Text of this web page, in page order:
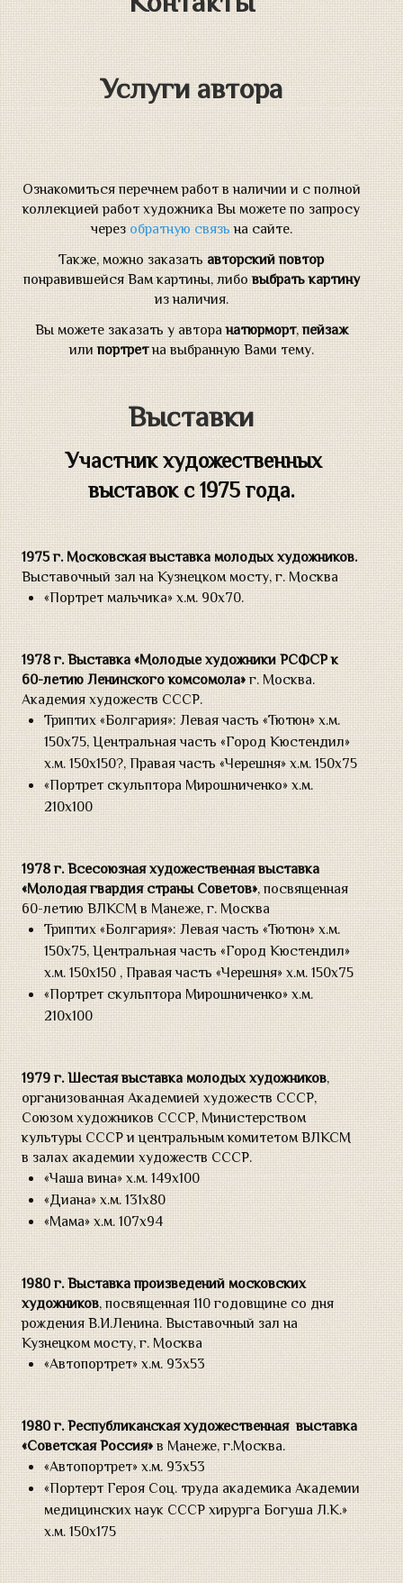
Услуги автора
Ознакомиться перечнем работ в наличии и с полной
коллекцией работ художника Вы можете по запросу
черезобратную связьна сайте.
Также, можно заказать авторский повтор
понравившейся Вам картины, либовыбрать картину
из наличия.
Вы можете заказать у авторанатюрморт,пейзаж
илипортретна выбранную Вами тему.
Выставки
Участник художественных
выставок с 1975 года.
1975 г. Московская выставка молодых художников.
Выставочный зал на Кузнецком мосту, г. Москва
«Портрет мальчика» х.м. 90х70.
1978 г. Выставка «Молодые художники РСФСР к
60-летию Ленинского комсомола»г. Москва.
Академия художеств СССР.
Триптих «Болгария»: Левая часть «Тютюн» х.м.
150х75, Центральная часть «Город Кюстендил»
х.м. 150х150?, Правая часть «Черешня» х.м. 150х75
«Портрет скульптора Мирошниченко» х.м.
210х100
1978 г.Всесоюзная художественная выставка
«Молодая гвардия страны Советов», посвященная
60-летию ВЛКСМ в Манеже, г. Москва
Триптих «Болгария»: Левая часть «Тютюн» х.м.
150х75, Центральная часть «Город Кюстендил»
х.м. 150х150 , Правая часть «Черешня» х.м. 150х75
«Портрет скульптора Мирошниченко» х.м.
210х100
1979 г.Шестая выставка молодых художников,
организованная Академией художеств СССР,
Союзом художников СССР, Министерством
культуры СССР и центральным комитетом ВЛКСМ
в залах академии художеств СССР.
«Чаша вина» х.м. 149х100
«Диана» х.м. 131х80
«Мама» х.м. 107х94
1980 г.Выставка произведений московских
художников, посвященная 110 годовщине со дня
рождения В.И.Ленина. Выставочный зал на
Кузнецком мосту, г. Москва
«Автопортрет» х.м. 93х53
1980 г.Республиканская художественная выставка
«Советская Россия»в Манеже, г.Москва.
«Автопортрет» х.м. 93х53
«Портерт Героя Соц. труда академика Академии
медицинских наук СССР хирурга Богуша Л.К.»
х.м. 150х175